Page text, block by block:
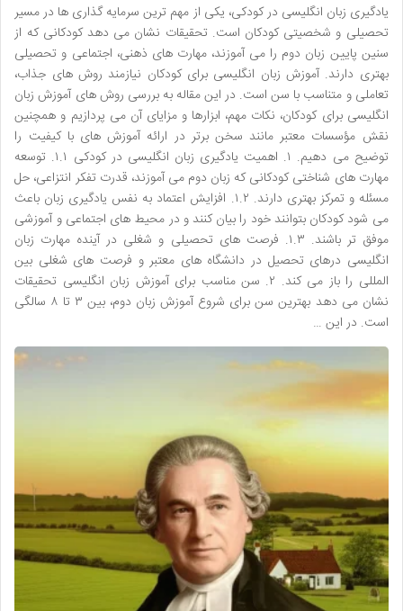
یادگیری زبان انگلیسی در کودکی، یکی از مهم ترین سرمایه گذاری ها در مسیر
تحصیلی و شخصیتی کودکان است. تحقیقات نشان می دهد کودکانی که از
سنین پایین زبان دوم را می آموزند، مهارت های ذهنی، اجتماعی و تحصیلی
بهتری دارند. آموزش زبان انگلیسی برای کودکان نیازمند روش های جذاب،
تعاملی و متناسب با سن است. در این مقاله به بررسی روش های آموزش زبان
انگلیسی برای کودکان، نکات مهم، ابزارها و مزایای آن می پردازیم و همچنین
نقش مؤسسات معتبر مانند سخن برتر در ارائه آموزش های با کیفیت را
توضیح می دهیم. ۱. اهمیت یادگیری زبان انگلیسی در کودکی ۱.۱. توسعه
مهارت های شناختی کودکانی که زبان دوم می آموزند، قدرت تفکر انتزاعی، حل
مسئله و تمرکز بهتری دارند. ۱.۲. افزایش اعتماد به نفس یادگیری زبان باعث
می شود کودکان بتوانند خود را بیان کنند و در محیط های اجتماعی و آموزشی
موفق تر باشند. ۱.۳. فرصت های تحصیلی و شغلی در آینده مهارت زبان
انگلیسی درهای تحصیل در دانشگاه های معتبر و فرصت های شغلی بین
المللی را باز می کند. ۲. سن مناسب برای آموزش زبان انگلیسی تحقیقات
نشان می دهد بهترین سن برای شروع آموزش زبان دوم، بین ۳ تا ۸ سالگی
است. در این …